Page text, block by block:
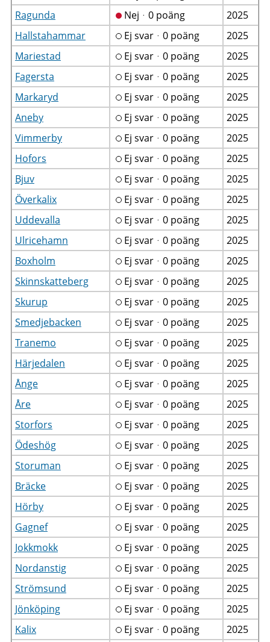
Ragunda
Nejᆞ0 poäng
2025
Hallstahammar
Ej svarᆞ0 poäng
2025
Mariestad
Ej svarᆞ0 poäng
2025
Fagersta
Ej svarᆞ0 poäng
2025
Markaryd
Ej svarᆞ0 poäng
2025
Aneby
Ej svarᆞ0 poäng
2025
Vimmerby
Ej svarᆞ0 poäng
2025
Hofors
Ej svarᆞ0 poäng
2025
Bjuv
Ej svarᆞ0 poäng
2025
Överkalix
Ej svarᆞ0 poäng
2025
Uddevalla
Ej svarᆞ0 poäng
2025
Ulricehamn
Ej svarᆞ0 poäng
2025
Boxholm
Ej svarᆞ0 poäng
2025
Skinnskatteberg
Ej svarᆞ0 poäng
2025
Skurup
Ej svarᆞ0 poäng
2025
Smedjebacken
Ej svarᆞ0 poäng
2025
Tranemo
Ej svarᆞ0 poäng
2025
Härjedalen
Ej svarᆞ0 poäng
2025
Ånge
Ej svarᆞ0 poäng
2025
Åre
Ej svarᆞ0 poäng
2025
Storfors
Ej svarᆞ0 poäng
2025
Ödeshög
Ej svarᆞ0 poäng
2025
Storuman
Ej svarᆞ0 poäng
2025
Bräcke
Ej svarᆞ0 poäng
2025
Hörby
Ej svarᆞ0 poäng
2025
Gagnef
Ej svarᆞ0 poäng
2025
Jokkmokk
Ej svarᆞ0 poäng
2025
Nordanstig
Ej svarᆞ0 poäng
2025
Strömsund
Ej svarᆞ0 poäng
2025
Jönköping
Ej svarᆞ0 poäng
2025
Kalix
Ej svarᆞ0 poäng
2025